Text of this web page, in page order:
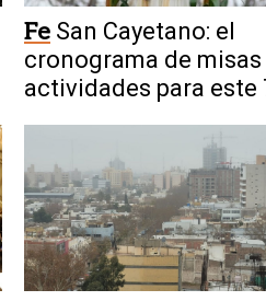
Fe San Cayetano: el
cronograma de misas
actividades para este